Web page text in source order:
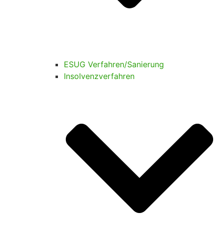
ESUG Verfahren/Sanierung
Insolvenzverfahren